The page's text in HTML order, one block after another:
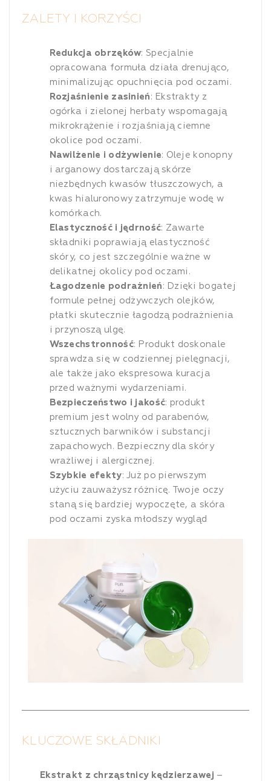
ZALETY I KORZYŚCI
Redukcja obrzęków: Specjalnie
opracowana formuła działa drenująco,
minimalizując opuchnięcia pod oczami.
Rozjaśnienie zasinień : Ekstrakty z
ogórka i zielonej herbaty wspomagają
mikrokrążenie i rozjaśniają ciemne
okolice pod oczami.
Nawilżenie i odżywienie: Oleje konopny
i arganowy dostarczają skórze
niezbędnych kwasów tłuszczowych, a
kwas hialuronowy zatrzymuje wodę w
komórkach.
Elastyczność i jędrność: Zawarte
składniki poprawiają elastyczność
skóry, co jest szczególnie ważne w
delikatnej okolicy pod oczami.
Łagodzenie podrażnień : Dzięki bogatej
formule pełnej odżywczych olejków,
płatki skutecznie łagodzą podrażnienia
i przynoszą ulgę.
Wszechstronność: Produkt doskonale
sprawdza się w codziennej pielęgnacji,
ale także jako ekspresowa kuracja
przed ważnymi wydarzeniami.
Bezpieczeństwo i jakość: produkt
premium jest wolny od parabenów,
sztucznych barwników i substancji
zapachowych. Bezpieczny dla skóry
wrażliwej i alergicznej.
Szybkie efekty: Już po pierwszym
użyciu zauważysz różnicę. Twoje oczy
staną się bardziej wypoczęte, a skóra
pod oczami zyska młodszy wygląd
KLUCZOWE SKŁADNIKI
Ekstrakt z chrząstnicy kędzierzawej –